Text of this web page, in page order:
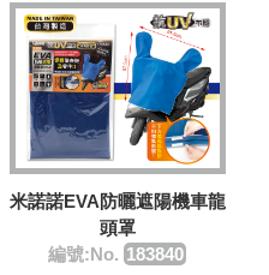
米諾諾EVA防曬遮陽機車龍
頭罩
編號:No. 183840